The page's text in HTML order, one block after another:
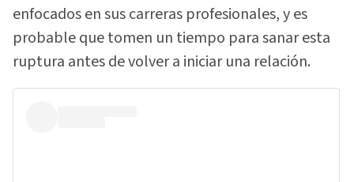
enfocados en sus carreras profesionales, y es
probable que tomen un tiempo para sanar esta
ruptura antes de volver a iniciar una relación.